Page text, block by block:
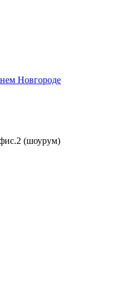
(шоурум)